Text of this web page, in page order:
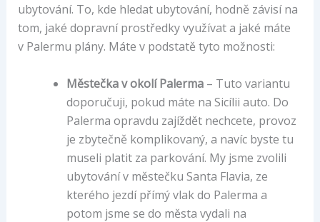
ubytování. To, kde hledat ubytování, hodně závisí na
tom, jaké dopravní prostředky využívat a jaké máte
v Palermu plány. Máte v podstatě tyto možnosti:
Městečka v okolí Palerma– Tuto variantu
doporučuji, pokud máte na Sicílii auto. Do
Palerma opravdu zajíždět nechcete, provoz
je zbytečně komplikovaný, a navíc byste tu
museli platit za parkování. My jsme zvolili
ubytování v městečku Santa Flavia, ze
kterého jezdí přímý vlak do Palerma a
potom jsme se do města vydali na